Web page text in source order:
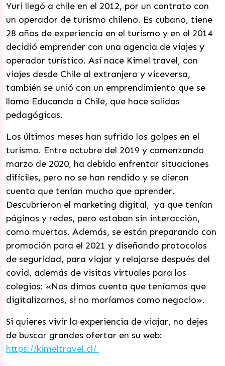
Yuri llegó a chile en el 2012, por un contrato con
un operador de turismo chileno. Es cubano, tiene
28 años de experiencia en el turismo y en el 2014
decidió emprender con una agencia de viajes y
operador turístico. Así nace Kimel travel, con
viajes desde Chile al extranjero y viceversa,
también se unió con un emprendimiento que se
llama Educando a Chile, que hace salidas
pedagógicas.
Los últimos meses han sufrido los golpes en el
turismo. Entre octubre del 2019 y comenzando
marzo de 2020, ha debido enfrentar situaciones
difíciles, pero no se han rendido y se dieron
cuenta que tenían mucho que aprender.
Descubrieron el marketing digital, ya que tenían
páginas y redes, pero estaban sin interacción,
como muertas. Además, se están preparando con
promoción para el 2021 y diseñando protocolos
de seguridad, para viajar y relajarse después del
covid, además de visitas virtuales para los
colegios: «Nos dimos cuenta que teníamos que
digitalizarnos, si no moríamos como negocio».
Si quieres vivir la experiencia de viajar, no dejes
de buscar grandes ofertar en su web:
https://kimeltravel.cl/